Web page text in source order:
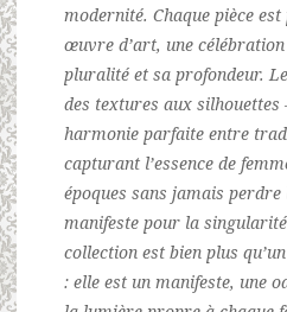
modernité. Chaque pièce est
œuvre d’art, une
pluralité et sa profondeur.
des textures aux silhouettes
harmonie parfaite entre
capturant l’essence de
époques sans jamais
manifeste pour la
collection est bien plus
: elle est un manifeste, une